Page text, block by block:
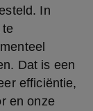
In
Dat is een
efficiëntie,
en onze